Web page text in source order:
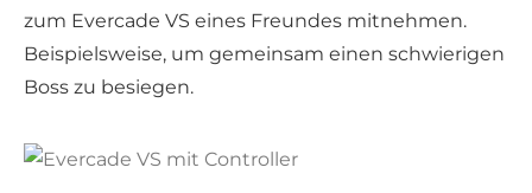
zum Evercade VS eines Freundes mitnehmen.
Beispielsweise, um gemeinsam einen schwierigen
Boss zu besiegen.